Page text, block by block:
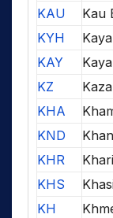
KAU
Kau
KYH
KAY
KZ
KHA
KND
KHR
KHS
KH